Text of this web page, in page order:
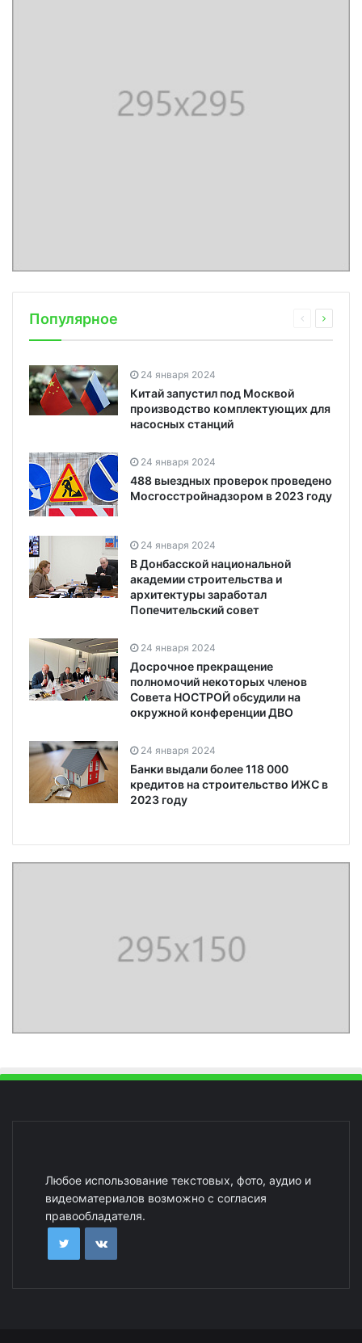
Популярное
24 января 2024
Китай запустил под Москвой
производство комплектующих для
насосных станций
24 января 2024
488 выездных проверок проведено
Мосгосстройнадзором в 2023 году
24 января 2024
В Донбасской национальной
академии строительства и
архитектуры заработал
Попечительский совет
24 января 2024
Досрочное прекращение
полномочий некоторых членов
Совета НОСТРОЙ обсудили на
окружной конференции ДВО
24 января 2024
Банки выдали более 118 000
кредитов на строительство ИЖС в
2023 году
Любое использование текстовых, фото, аудио и
видеоматериалов возможно с согласия
правообладателя.